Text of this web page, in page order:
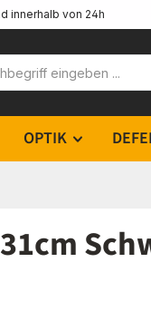
innerhalb von 24h
OPTIK